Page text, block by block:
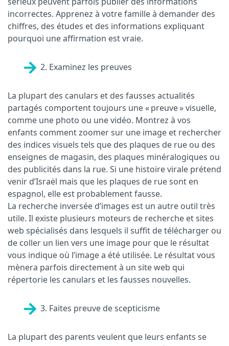
incorrectes. Apprenez à votre famille à demander des
chiffres, des études et des informations expliquant
pourquoi une affirmation est vraie.
2. Examinez les preuves
La plupart des canulars et des fausses actualités
partagés comportent toujours une « preuve » visuelle,
comme une photo ou une vidéo. Montrez à vos
enfants comment zoomer sur une image et rechercher
des indices visuels tels que des plaques de rue ou des
enseignes de magasin, des plaques minéralogiques ou
des publicités dans la rue. Si une histoire virale prétend
venir d’Israël mais que les plaques de rue sont en
espagnol, elle est probablement fausse.
La recherche inversée d’images est un autre outil très
utile. Il existe plusieurs moteurs de recherche et sites
web spécialisés dans lesquels il suffit de télécharger ou
de coller un lien vers une image pour que le résultat
vous indique où l’image a été utilisée. Le résultat vous
mènera parfois directement à un site web qui
répertorie les canulars et les fausses nouvelles.
3. Faites preuve de scepticisme
La plupart des parents veulent que leurs enfants se